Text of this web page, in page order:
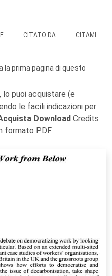
CITATO DA CITAMI
la prima pagina di questo
puoi acquistare (e
le facili indicazioni per
Download Credits
formato PDF